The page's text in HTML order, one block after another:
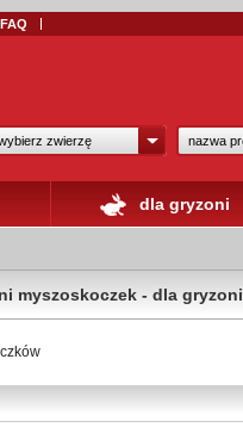
FAQ
zwierzę
dla gryzoni
myszoskoczek - dla gryzoni